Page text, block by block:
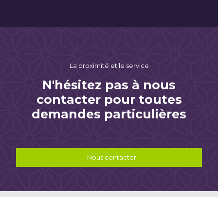
La proximité et le service
N'hésitez pas à nous
contacter pour toutes
demandes particulières
Nous contacter